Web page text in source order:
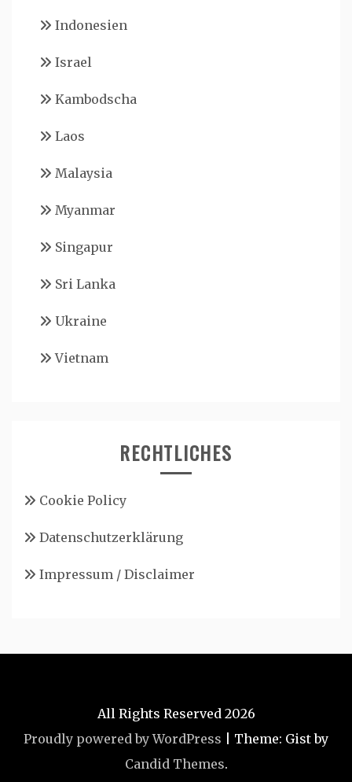
Indonesien
Israel
Kambodscha
Laos
Malaysia
Myanmar
Singapur
Sri Lanka
Ukraine
Vietnam
RECHTLICHES
Cookie Policy
Datenschutzerklärung
Impressum / Disclaimer
All Rights Reserved 2026
Proudly powered by WordPress
Theme: Gist by
Candid Themes.